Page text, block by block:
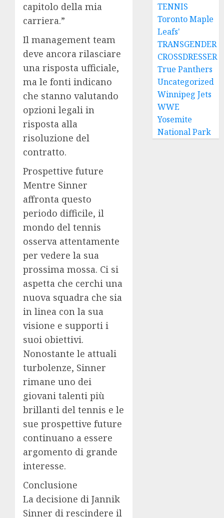
capitolo della mia
carriera.”
Il management team
deve ancora rilasciare
una risposta ufficiale,
ma le fonti indicano
che stanno valutando
opzioni legali in
risposta alla
risoluzione del
contratto.
Prospettive future
Mentre Sinner
affronta questo
periodo difficile, il
mondo del tennis
osserva attentamente
per vedere la sua
prossima mossa. Ci si
aspetta che cerchi una
nuova squadra che sia
in linea con la sua
visione e supporti i
suoi obiettivi.
Nonostante le attuali
turbolenze, Sinner
rimane uno dei
giovani talenti più
brillanti del tennis e le
sue prospettive future
continuano a essere
argomento di grande
interesse.
Conclusione
La decisione di Jannik
Sinner di rescindere il
TENNIS
Toronto Maple
Leafs'
TRANSGENDER
CROSSDRESSER
True Panthers
Uncategorized
Winnipeg Jets
WWE
Yosemite
National Park